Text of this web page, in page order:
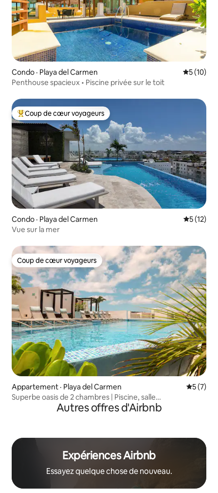
Condo · Playa del Carmen Note
5 (10)
Penthouse spacieux • Piscine privée sur le toit
Coup de cœur voyageurs parmi les plus aimés
Coup de cœur voyageurs
Condo · Playa del Carmen Note
5 (12)
Vue sur la mer
Coup de cœur voyageurs
Coup de cœur voyageurs
Appartement · Playa del Carmen Note
5 (7)
Superbe oasis de 2 chambres | Piscine, salle
d'entraînement et excellent emplacement
Autres offres d'Airbnb
Expériences Airbnb
Essayez quelque chose de nouveau.